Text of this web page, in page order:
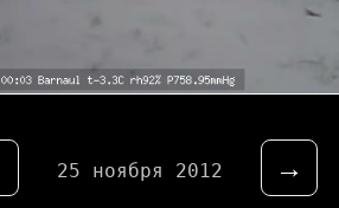
25 ноября 2012 →